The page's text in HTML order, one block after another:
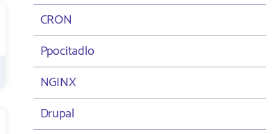
CRON
Ppocitadlo
NGINX
Drupal